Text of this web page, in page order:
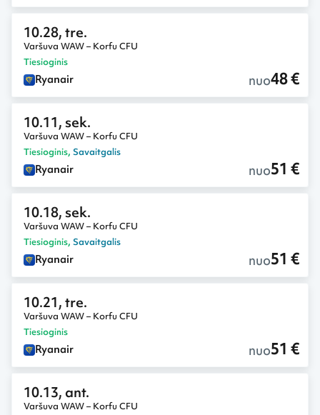
10.28, tre.
Varšuva WAW – Korfu CFU
Tiesioginis
Ryanair nuo48 €
10.11, sek.
Varšuva WAW – Korfu CFU
Tiesioginis, Savaitgalis
Ryanair nuo51 €
10.18, sek.
Varšuva WAW – Korfu CFU
Tiesioginis, Savaitgalis
Ryanair nuo51 €
10.21, tre.
Varšuva WAW – Korfu CFU
Tiesioginis
Ryanair nuo51 €
10.13, ant.
Varšuva WAW – Korfu CFU